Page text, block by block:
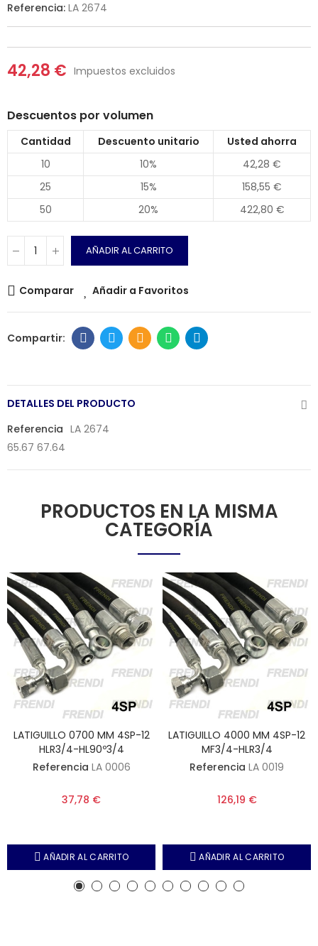
Referencia: LA 2674
42,28 € Impuestos excluidos
Descuentos por volumen
Cantidad Descuento unitario
Usted ahorra
10
10%
42,28 €
25
15%
158,55 €
50
20% 422,80 €
AÑADIR AL CARRITO
Comparar Añadir a Favoritos
DETALLES DEL PRODUCTO
Referencia LA 2674
65.67 67.64
PRODUCTOS EN LA MISMA
CATEGORÍA
LATIGUILLO 0700 MM 4SP-12
HLR3/4-HL90º3/4
Referencia LA 0006
37,78 €
AÑADIR AL CARRITO
LATIGUILLO 4000 MM 4SP-12
MF3/4-HLR3/4
Referencia LA 0019
126,19 €
AÑADIR AL CARRITO